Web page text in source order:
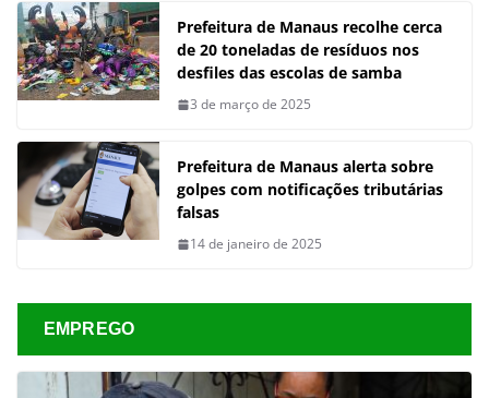
Prefeitura de Manaus recolhe cerca
de 20 toneladas de resíduos nos
desfiles das escolas de samba
3 de março de 2025
Prefeitura de Manaus alerta sobre
golpes com notificações tributárias
falsas
14 de janeiro de 2025
EMPREGO